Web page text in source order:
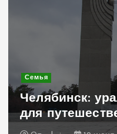
Современное
Керамогранит
стильное и
для дачного